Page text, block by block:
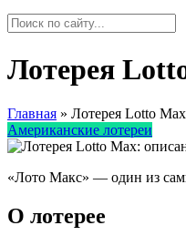
Лотерея
Главная » Лотерея Lotto
Американские лотереи
«Лото Макс» — один из
О лотерее